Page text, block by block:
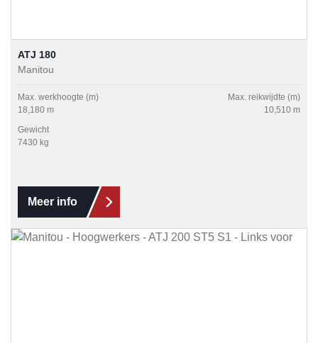
ATJ 180
Manitou
Max. werkhoogte (m)
18,180 m
Max. reikwijdte (m)
10,510 m
Gewicht
7430 kg
Meer info